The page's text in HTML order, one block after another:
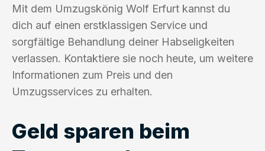
Mit dem Umzugskönig Wolf Erfurt kannst du
dich auf einen erstklassigen Service und
sorgfältige Behandlung deiner Habseligkeiten
verlassen. Kontaktiere sie noch heute, um weitere
Informationen zum Preis und den
Umzugsservices zu erhalten.
Geld sparen beim